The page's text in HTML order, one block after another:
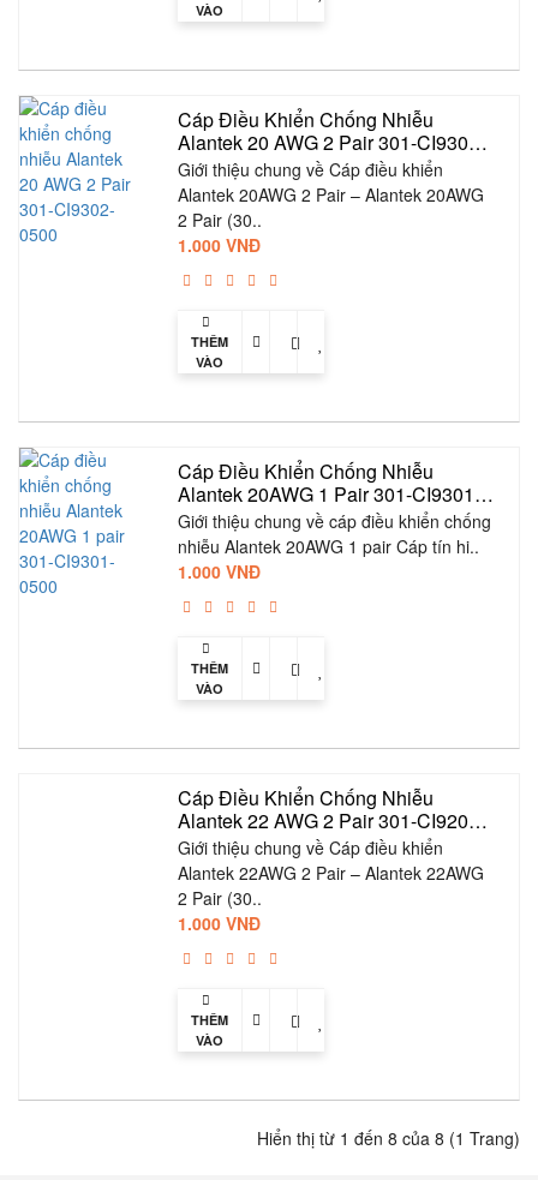
VÀO
Cáp Điều Khiển Chống Nhiễu
Alantek 20 AWG 2 Pair 301-CI9302-
0500
Giới thiệu chung về Cáp điều khiển
Alantek 20AWG 2 Pair – Alantek 20AWG
2 Pair (30..
1.000 VNĐ
THÊM
VÀO
Cáp Điều Khiển Chống Nhiễu
Alantek 20AWG 1 Pair 301-CI9301-
0500
Giới thiệu chung về cáp điều khiển chống
nhiễu Alantek 20AWG 1 pair Cáp tín hi..
1.000 VNĐ
THÊM
VÀO
Cáp Điều Khiển Chống Nhiễu
Alantek 22 AWG 2 Pair 301-CI9202-
0500
Giới thiệu chung về Cáp điều khiển
Alantek 22AWG 2 Pair – Alantek 22AWG
2 Pair (30..
1.000 VNĐ
THÊM
VÀO
Hiển thị từ 1 đến 8 của 8 (1 Trang)